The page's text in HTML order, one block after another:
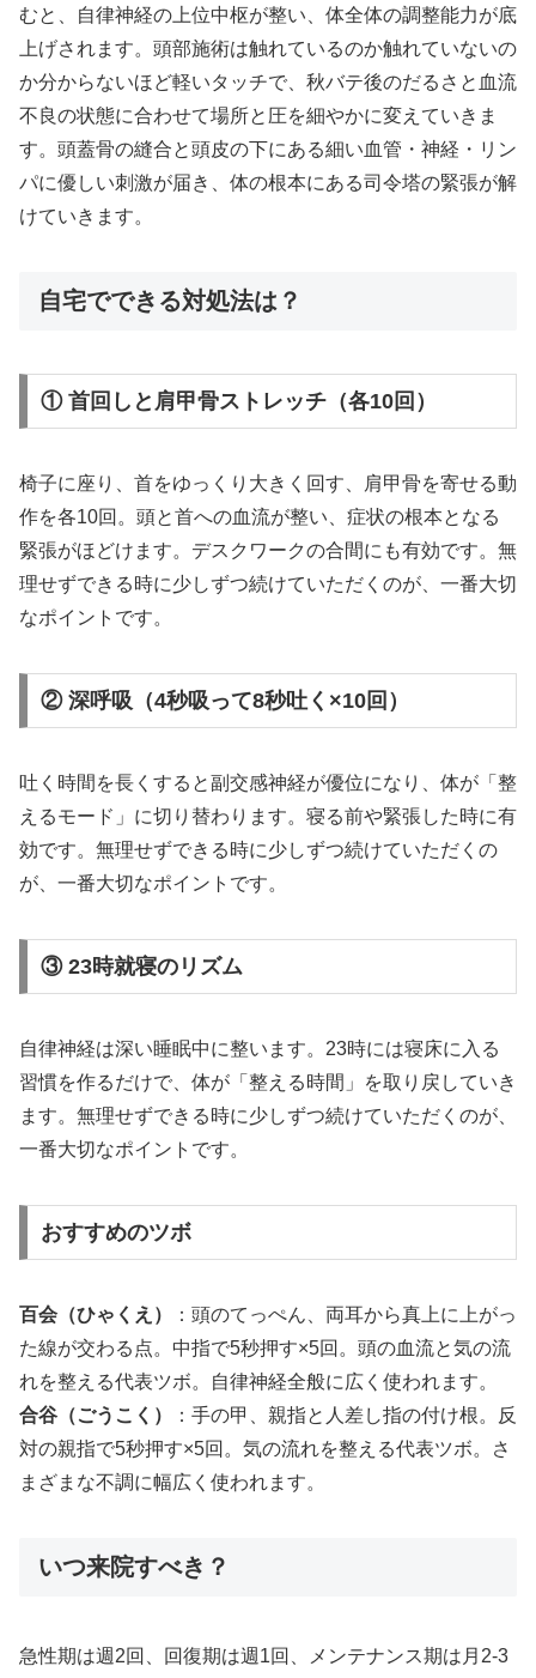
むと、自律神経の上位中枢が整い、体全体の調整能力が底
上げされます。頭部施術は触れているのか触れていないの
か分からないほど軽いタッチで、秋バテ後のだるさと血流
不良の状態に合わせて場所と圧を細やかに変えていきま
す。頭蓋骨の縫合と頭皮の下にある細い血管・神経・リン
パに優しい刺激が届き、体の根本にある司令塔の緊張が解
けていきます。
自宅でできる対処法は？
① 首回しと肩甲骨ストレッチ（各10回）
椅子に座り、首をゆっくり大きく回す、肩甲骨を寄せる動
作を各10回。頭と首への血流が整い、症状の根本となる
緊張がほどけます。デスクワークの合間にも有効です。無
理せずできる時に少しずつ続けていただくのが、一番大切
なポイントです。
② 深呼吸（4秒吸って8秒吐く×10回）
吐く時間を長くすると副交感神経が優位になり、体が「整
えるモード」に切り替わります。寝る前や緊張した時に有
効です。無理せずできる時に少しずつ続けていただくの
が、一番大切なポイントです。
③ 23時就寝のリズム
自律神経は深い睡眠中に整います。23時には寝床に入る
習慣を作るだけで、体が「整える時間」を取り戻していき
ます。無理せずできる時に少しずつ続けていただくのが、
一番大切なポイントです。
おすすめのツボ
百会（ひゃくえ）
：頭のてっぺん、両耳から真上に上がっ
た線が交わる点。中指で5秒押す×5回。頭の血流と気の流
れを整える代表ツボ。自律神経全般に広く使われます。
合谷（ごうこく）
：手の甲、親指と人差し指の付け根。反
対の親指で5秒押す×5回。気の流れを整える代表ツボ。さ
まざまな不調に幅広く使われます。
いつ来院すべき？
急性期は週2回、回復期は週1回、メンテナンス期は月2-3